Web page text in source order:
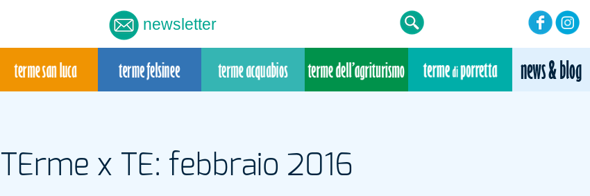
newsletter
TErme x TE: febbraio 2016